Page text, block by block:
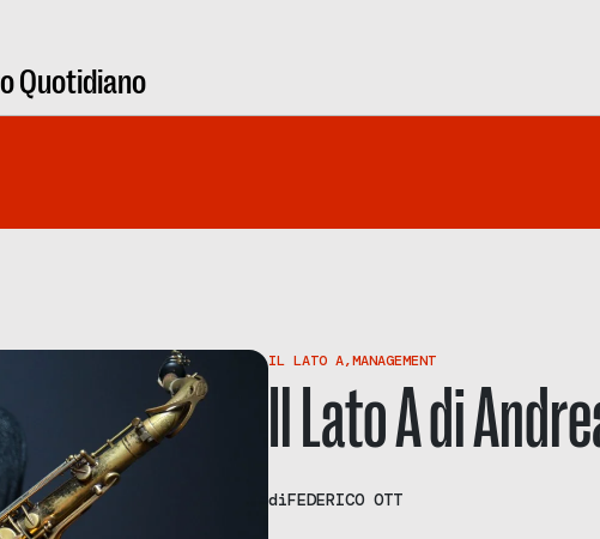
Quotidiano
IL LATO A,MANAGEMENT
Il Lato A di
diFEDERICO OTT